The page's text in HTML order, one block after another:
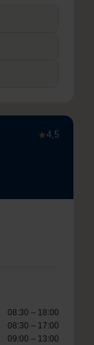
★4,5
08:30 – 18:00
08:30 – 17:00
09:00 – 13:00